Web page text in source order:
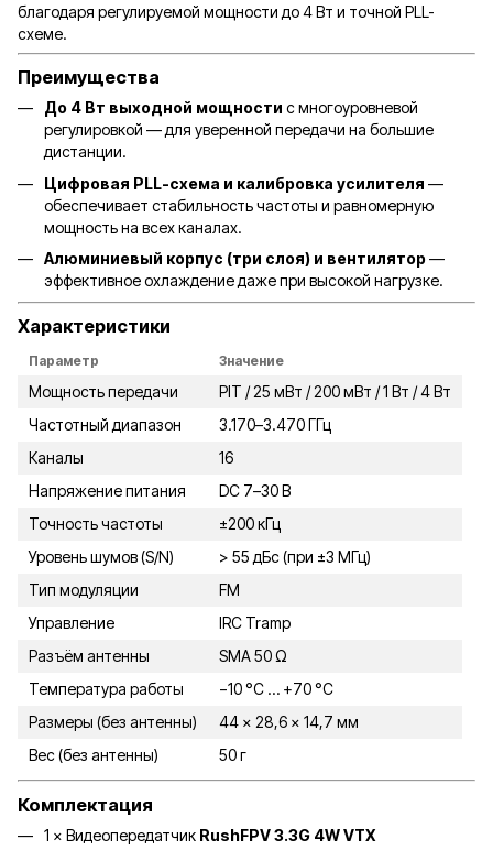
благодаря регулируемой мощности до 4 Вт и точной PLL-
схеме.
Преимущества
До 4 Вт выходной мощности с многоуровневой
регулировкой — для уверенной передачи на большие
дистанции.
Цифровая PLL-схема и калибровка усилителя —
обеспечивает стабильность частоты и равномерную
мощность на всех каналах.
Алюминиевый корпус (три слоя) и вентилятор—
эффективное охлаждение даже при высокой нагрузке.
Характеристики
Параметр Значение
Мощность передачи
PIT / 25 мВт / 200 мВт / 1 Вт / 4 Вт
Частотный диапазон
3.170–3.470 ГГц
Каналы
16
Напряжение питания
DC 7–30 В
Точность частоты
±200 кГц
Уровень шумов (S/N)
> 55 дБc (при ±3 МГц)
Тип модуляции
FM
Управление
IRC Tramp
Разъём антенны
SMA 50 Ω
Температура работы
−10 °C … +70 °C
Размеры (без антенны)
44 × 28,6 × 14,7 мм
Вес (без антенны)
50 г
Комплектация
1 × Видеопередатчик RushFPV 3.3G 4W VTX